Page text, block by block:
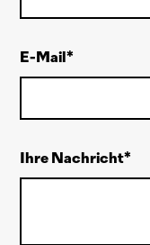
E-Mail
Ihre Nachricht